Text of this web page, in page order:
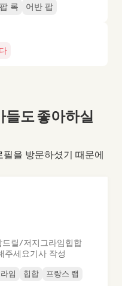
팝 록 어반 팝
도 좋아하실
을 방문하셨기 때문에
드릴/저지 그라임힙합
주세요기사 작성
임 힙합
프랑스 랩